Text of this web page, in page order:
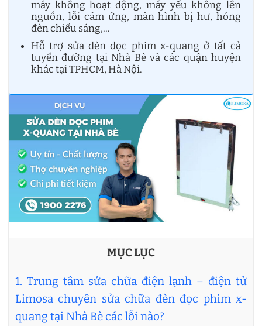
máy không hoạt động, máy yếu không lên
nguồn, lỗi cảm ứng, màn hình bị hư, hỏng
đèn chiếu sáng,…
Hỗ trợ sửa đèn đọc phim x-quang ở tất cả
tuyến đường tại Nhà Bè và các quận huyện
khác tại TPHCM, Hà Nội.
MỤC LỤC
1. Trung tâm sửa chữa điện lạnh – điện tử
Limosa chuyên sửa chữa đèn đọc phim x-
quang tại Nhà Bè các lỗi nào?